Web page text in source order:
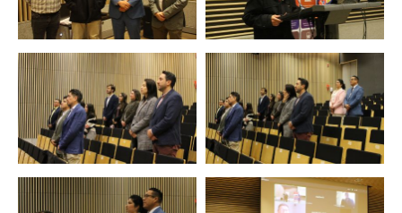
Zoom Zoom
Zoom